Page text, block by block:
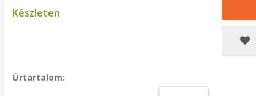
Készleten
Űrtartalom: